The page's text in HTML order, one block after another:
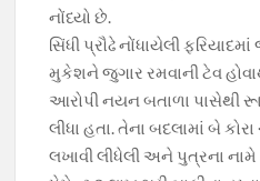
નોંધ્યો છે.
સિંધી પ્રૌઢે નોંધાયેલી
મુકેશને જુગાર રમવાની ટેવ
આરોપી નયન બતાળા પાસેથી
લીધા હતા. તેના બદલામાં બે
લખાવી લીધેલી અને પુત્રના નામે